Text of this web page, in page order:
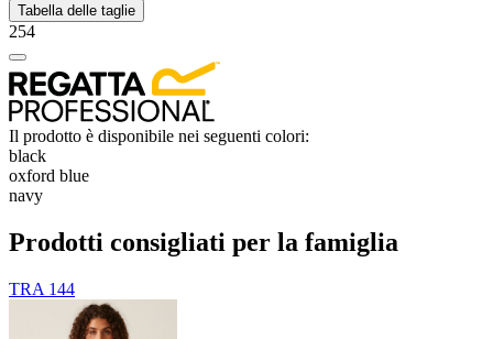
Tabella delle taglie
254
Il prodotto è disponibile nei seguenti colori:
black
oxford blue
navy
Prodotti consigliati per la famiglia
TRA 144